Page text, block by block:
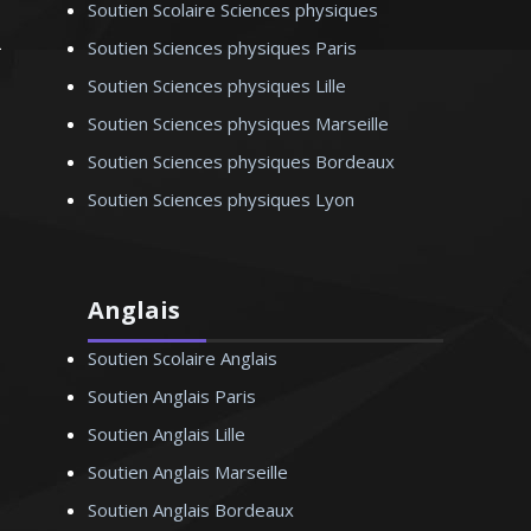
Véronique - Professeur
chimie – Strasbourg
Soutien Scolaire Sciences physiques
Soutien Sciences physiques Paris
Soutien Sciences physiques Lille
Soutien Sciences physiques Marseille
Soutien Sciences physiques Bordeaux
Soutien Sciences physiques Lyon
Anglais
Soutien Scolaire Anglais
Soutien Anglais Paris
Soutien Anglais Lille
Soutien Anglais Marseille
Soutien Anglais Bordeaux